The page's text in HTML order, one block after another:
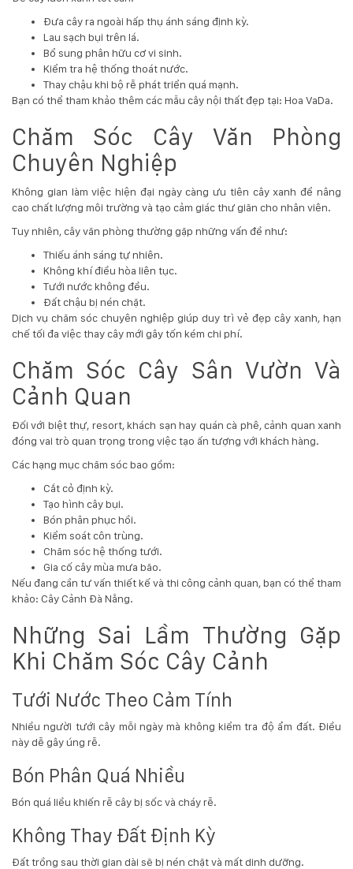
Đưa cây ra ngoài hấp thụ ánh sáng định kỳ.
Lau sạch bụi trên lá.
Bổ sung phân hữu cơ vi sinh.
Kiểm tra hệ thống thoát nước.
Thay chậu khi bộ rễ phát triển quá mạnh.
Bạn có thể tham khảo thêm các mẫu cây nội thất đẹp tại: Hoa VaDa.
Chăm Sóc Cây Văn Phòng
Chuyên Nghiệp
Không gian làm việc hiện đại ngày càng ưu tiên cây xanh để nâng
cao chất lượng môi trường và tạo cảm giác thư giãn cho nhân viên.
Tuy nhiên, cây văn phòng thường gặp những vấn đề như:
Thiếu ánh sáng tự nhiên.
Không khí điều hòa liên tục.
Tưới nước không đều.
Đất chậu bị nén chặt.
Dịch vụ chăm sóc chuyên nghiệp giúp duy trì vẻ đẹp cây xanh, hạn
chế tối đa việc thay cây mới gây tốn kém chi phí.
Chăm Sóc Cây Sân Vườn Và
Cảnh Quan
Đối với biệt thự, resort, khách sạn hay quán cà phê, cảnh quan xanh
đóng vai trò quan trọng trong việc tạo ấn tượng với khách hàng.
Các hạng mục chăm sóc bao gồm:
Cắt cỏ định kỳ.
Tạo hình cây bụi.
Bón phân phục hồi.
Kiểm soát côn trùng.
Chăm sóc hệ thống tưới.
Gia cố cây mùa mưa bão.
Nếu đang cần tư vấn thiết kế và thi công cảnh quan, bạn có thể tham
khảo: Cây Cảnh Đà Nẵng.
Những Sai Lầm Thường Gặp
Khi Chăm Sóc Cây Cảnh
Tưới Nước Theo Cảm Tính
Nhiều người tưới cây mỗi ngày mà không kiểm tra độ ẩm đất. Điều
này dễ gây úng rễ.
Bón Phân Quá Nhiều
Bón quá liều khiến rễ cây bị sốc và cháy rễ.
Không Thay Đất Định Kỳ
Đất trồng sau thời gian dài sẽ bị nén chặt và mất dinh dưỡng.